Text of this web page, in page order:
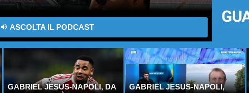
ASCOLTA IL PODCAST
GABRIEL JESUS-NAPOLI, DA
GABRIEL JESUS-NAPOLI,